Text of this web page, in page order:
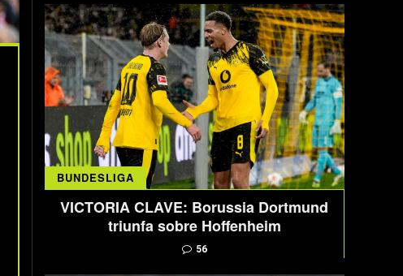
BUNDESLIGA
VICTORIA CLAVE: Borussia Dortmund
triunfa sobre Hoffenheim
56